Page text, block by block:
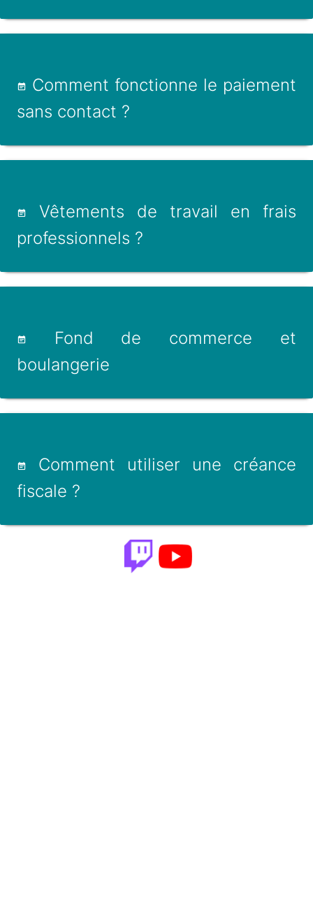
Comment fonctionne le paiement
sans contact ?
Vêtements de travail en frais
professionnels ?
Fond de commerce et
boulangerie
Comment utiliser une créance
fiscale ?